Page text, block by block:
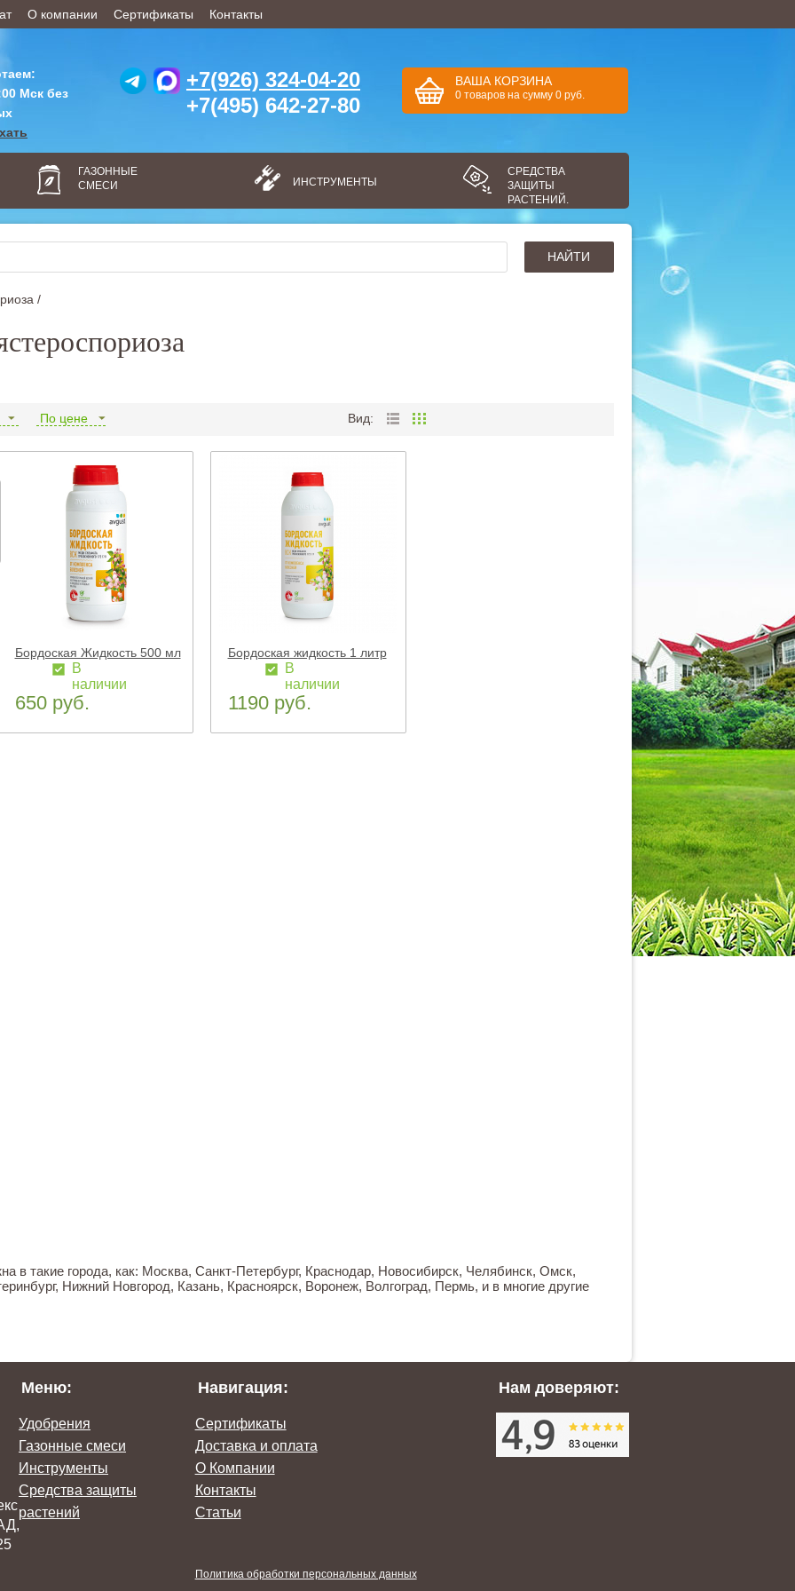
О компании Сертификаты Контакты
Мск без
+7(926) 324-04-20
+7(495) 642-27-80
ВАША КОРЗИНА
0 товаров на сумму 0 руб.
ГАЗОННЫЕ
СМЕСИ
ИНСТРУМЕНТЫ
СРЕДСТВА
ЗАЩИТЫ
РАСТЕНИЙ.
НАЙТИ
/
По цене Вид:
Бордоская Жидкость 500 мл
В
наличии
650 руб.
Бордоская жидкость 1 литр
В
наличии
1190 руб.
в такие города, как: Москва, Санкт-Петербург, Краснодар, Новосибирск, Челябинск, Омск,
Нижний Новгород, Казань, Красноярск, Воронеж, Волгоград, Пермь, и в многие другие
Меню:
Удобрения
Газонные смеси
Инструменты
Средства защиты
растений
Навигация:
Сертификаты
Доставка и оплата
О Компании
Контакты
Статьи
Политика обработки персональных данных
Нам доверяют: